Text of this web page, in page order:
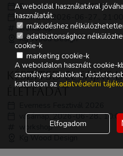
Everness Fesztivál 2026
szombat, 2026-06-27., 21:00
workshop
Kg Wood Design
Készítsd el saját
vasárnap, 2026-06-28.,
workshop
Kg Wood Design
A weboldal használatával
használatát.
működéshez
adatbiztonsághoz
cookie-k
marketing cookie-k
A weboldalon használt cookie-
személyes adatokat,
kattintson az adatvédelmi
Elfogadom